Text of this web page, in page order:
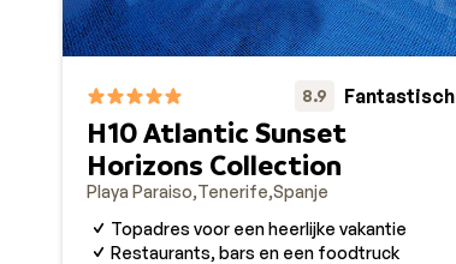
8.9 Fantastisch
H10 Atlantic Sunset
Horizons Collection
Playa Paraiso Tenerife Spanje
Topadres voor een heerlijke vakantie
Restaurants, bars en een foodtruck